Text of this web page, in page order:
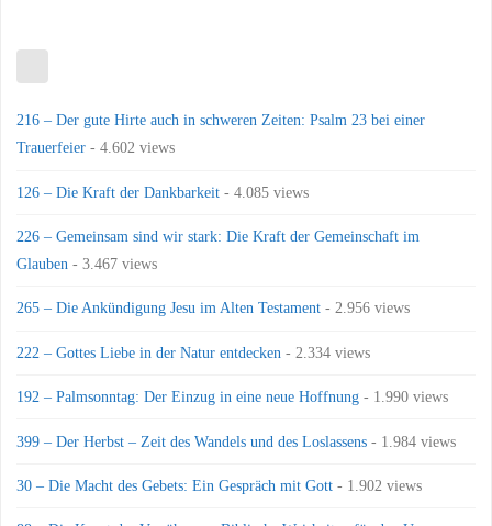
216 – Der gute Hirte auch in schweren Zeiten: Psalm 23 bei einer
Trauerfeier - 4.602 views
126 – Die Kraft der Dankbarkeit - 4.085 views
226 – Gemeinsam sind wir stark: Die Kraft der Gemeinschaft im
Glauben - 3.467 views
265 – Die Ankündigung Jesu im Alten Testament - 2.956 views
222 – Gottes Liebe in der Natur entdecken - 2.334 views
192 – Palmsonntag: Der Einzug in eine neue Hoffnung - 1.990 views
399 – Der Herbst – Zeit des Wandels und des Loslassens - 1.984 views
30 – Die Macht des Gebets: Ein Gespräch mit Gott - 1.902 views